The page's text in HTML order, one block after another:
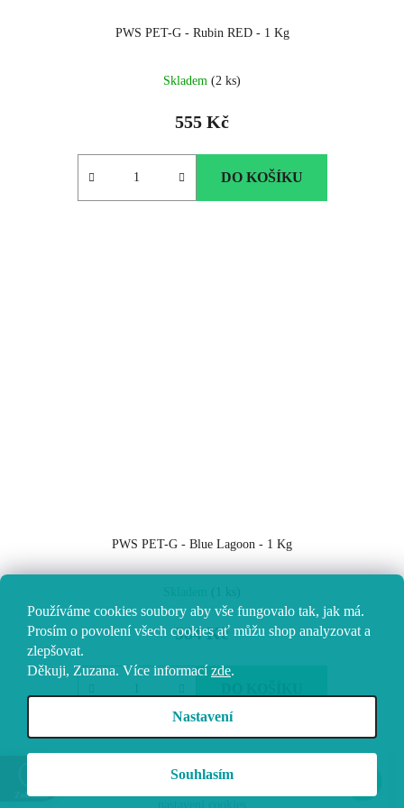
Používáme cookies soubory aby vše fungovalo tak, jak má.
Prosím o povolení všech cookies ať můžu shop analyzovat a
zlepšovat.
Děkuji, Zuzana. Více informací zde.
Nastavení
Souhlasím
PWS PET-G - Rubin RED - 1 Kg
Skladem (2 ks)
555 Kč
DO KOŠÍKU
PWS PET-G - Blue Lagoon - 1 Kg
584 Kč
Z
Vytvořil Shoptet
Zobrazit